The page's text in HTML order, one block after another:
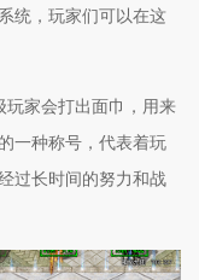
统，玩家们可以在这
家会打出面巾，用来
一种称号，代表着玩
过长时间的努力和战